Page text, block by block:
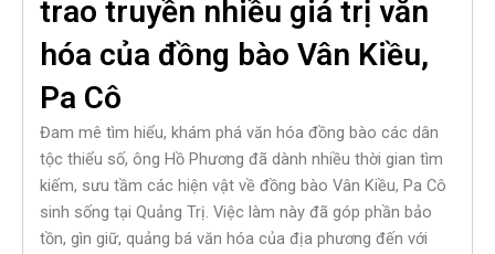
trao truyền nhiều giá trị văn
hóa của đồng bào Vân Kiều,
Pa Cô
Đam mê tìm hiểu, khám phá văn hóa đồng bào các dân
tộc thiểu số, ông Hồ Phương đã dành nhiều thời gian tìm
kiếm, sưu tầm các hiện vật về đồng bào Vân Kiều, Pa Cô
sinh sống tại Quảng Trị. Việc làm này đã góp phần bảo
tồn, gìn giữ, quảng bá văn hóa của địa phương đến với